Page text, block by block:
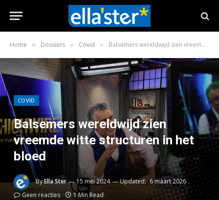
Home » Dossiers » Covid » Balsemers wereldwijd zien vreemde witte structuren in het bloed
COVID
Balsemers wereldwijd zien
vreemde witte structuren in het
bloed
ByElla Ster 15 mei 2024 Updated: 6 maart 2026
Geen reacties
1 Min Read